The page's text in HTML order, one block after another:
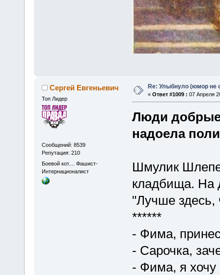
Сергей Евгеньевич
Топ Лидер
Сообщений: 8539
Репутация: 210
Боевой кот.... Фашист-
Интернационалист
Re: Улыбнуло (юмор не
« Ответ #1009 : 07 Апреля
Люди
надоела
Шмулик
кладбища. На
"Лучше здесь,
******
- Фима,
- Сарочка,
- Фима, я хочу